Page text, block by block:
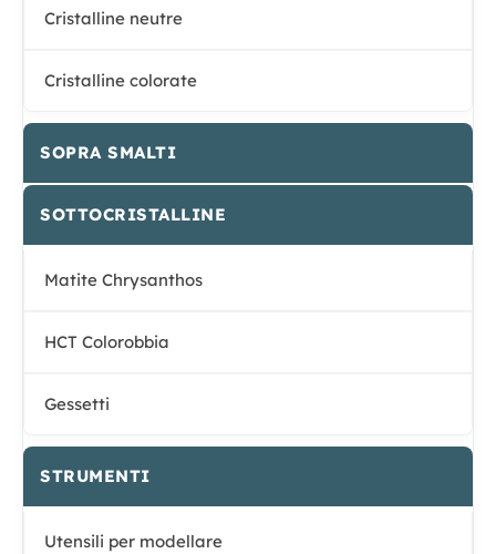
Cristalline neutre
Cristalline colorate
SOPRA SMALTI
SOTTOCRISTALLINE
Matite Chrysanthos
HCT Colorobbia
Gessetti
STRUMENTI
Utensili per modellare